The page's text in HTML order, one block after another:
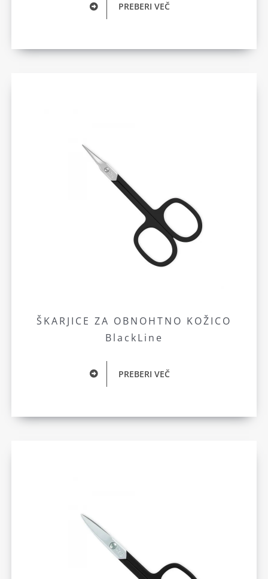
PREBERI VEČ
ŠKARJICE ZA OBNOHTNO KOŽICO
BlackLine
PREBERI VEČ